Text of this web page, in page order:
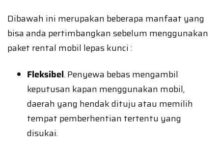
Dibawah ini merupakan beberapa manfaat yang
bisa anda pertimbangkan sebelum menggunakan
paket rental mobil lepas kunci :
Fleksibel. Penyewa bebas mengambil
keputusan kapan menggunakan mobil,
daerah yang hendak dituju atau memilih
tempat pemberhentian tertentu yang
disukai.